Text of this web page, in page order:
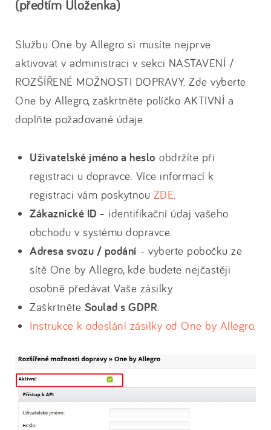
(předtím Uloženka)
Službu One by Allegro si musíte nejprve
aktivovat v administraci v sekci NASTAVENÍ /
ROZŠÍŘENÉ MOŽNOSTI DOPRAVY. Zde vyberte
One by Allegro, zaškrtněte políčko AKTIVNÍ a
doplňte požadované údaje.
Uživatelské jméno a heslo obdržíte při
registraci u dopravce. Více informací k
registraci vám poskytnou ZDE.
Zákaznické ID - identifikační údaj vašeho
obchodu v systému dopravce.
Adresa svozu / podání - vyberte pobočku ze
sítě One by Allegro, kde budete nejčastěji
osobně předávat Vaše zásilky.
Zaškrtněte Soulad s GDPR.
Instrukce k odeslání zásilky od One by Allegro.